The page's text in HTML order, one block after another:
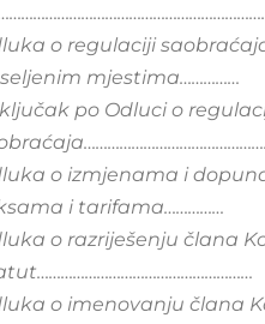
o regulaciji
mjestima……………
po Odluci o
o izmjenama i
i tarifama……………
o razriješenju člana
o imenovanju člana